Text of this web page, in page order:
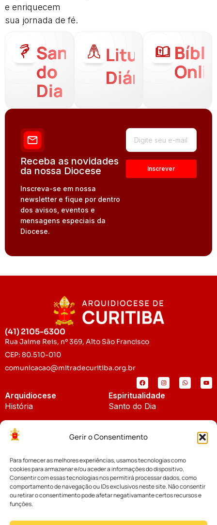
Gerir o Consentimento
Para fornecer as melhores experiências, usamos tecnologias como
cookies para armazenar e/ou aceder a informações do dispositivo.
Consentir com essas tecnologias nos permitirá processar dados, como
comportamento de navegação ou IDs exclusivos neste site. Não consentir
ou retirar o consentimento pode afetar negativamante certos recursos e
funções.
e enriquecem
sua jornada de fé.
Santo
do
Dia
Liturgia
Diária
Receba as novidades
da nossa Diocese
Inscreva-se em nossa
newsletter e fique por dentro
dos avisos, eventos e
mensagens especiais da
Diocese.
(41) 2105-6300
Rua Jaime Reis, nº 369, Alto São Francisco
CEP: 80.510-010
comunicacao@mitradecuritiba.org.br
Arquidiocese
História
Padroeira
Espiritualidade
Santo do Dia
Notícias
Notícias da Arquidiocese
Notícias Cáritas
Cúria Diocesana
Fundo Diocesano